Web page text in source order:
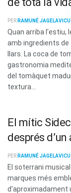
PER RAMUNÉ
Quan arriba l'estiu,
amb ingredients
llars. La coca de
gastronomia
del tomàquet
textura...
El mític
després
PER RAMUNÉ
El soterrani
marques més
d'aproximadament